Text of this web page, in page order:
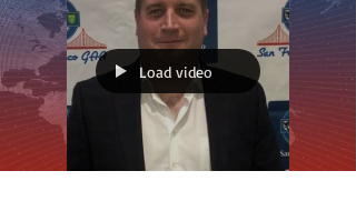
Load video